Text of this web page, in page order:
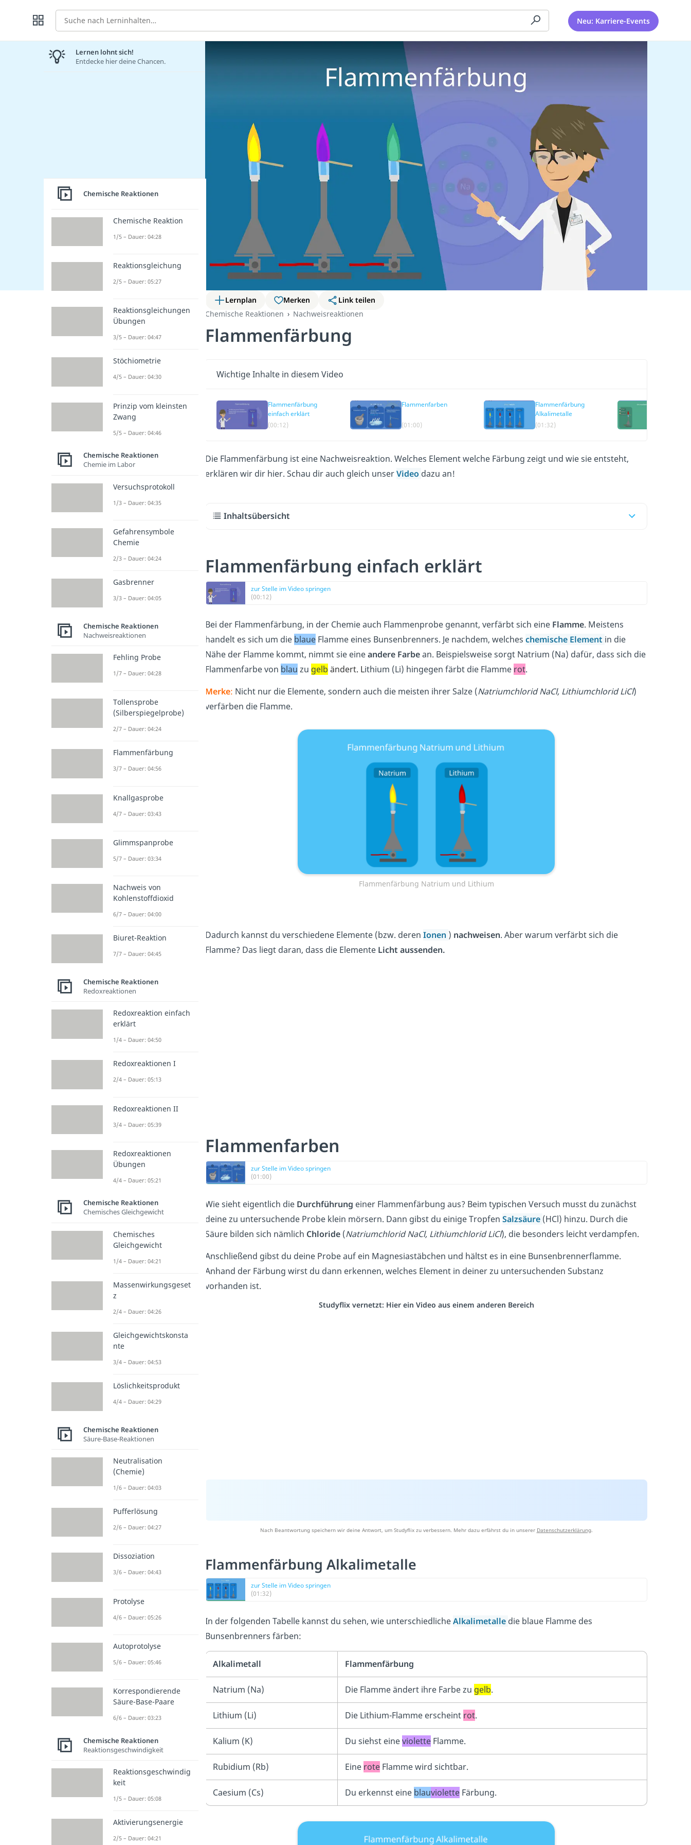
Suche Neu: Karriere-Events
Lernplan Merken
Link teilen
Chemische Reaktionen
Nachweisreaktionen
Flammenfärbung
Wichtige Inhalte in diesem Video
Flammenfärbung
einfach erklärt
(00:12)
Flammenfarben
(01:00)
Flammenfärbung
Alkalimetalle
(01:32)
Die Flammenfärbung ist eine Nachweisreaktion. Welches Element welche Färbung zeigt und wie sie entsteht,
erklären wir dir hier. Schau dir auch gleich unserVideo dazu an!
Inhaltsübersicht
Flammenfärbung einfach erklärt
zur Stelle im Video springen
(00:12)
Bei der Flammenfärbung, in der Chemie auch Flammenprobe genannt, verfärbt sich eine Flamme. Meistens
handelt es sich um die blaue Flamme eines Bunsenbrenners. Je nachdem, welches chemische Element in die
Nähe der Flamme kommt, nimmt sie eineandere Farbean. Beispielsweise sorgt Natrium (Na) dafür, dass sich die
Flammenfarbe von blau zu gelb ändert. Lithium (Li) hingegen färbt die Flamme rot.
Merke: Nicht nur die Elemente, sondern auch die meisten ihrer Salze (Natriumchlorid NaCl, Lithiumchlorid LiCl)
verfärben die Flamme.
Flammenfärbung Natrium und Lithium
Dadurch kannst du verschiedene Elemente (bzw. deren Ionen ) nachweisen. Aber warum verfärbt sich die
Flamme? Das liegt daran, dass die Elemente Licht aussenden.
Flammenfarben
zur Stelle im Video springen
(01:00)
Wie sieht eigentlich die Durchführung einer Flammenfärbung aus? Beim typischen Versuch musst du zunächst
deine zu untersuchende Probe klein mörsern. Dann gibst du einige Tropfen Salzsäure (HCl) hinzu. Durch die
Säure bilden sich nämlich Chloride (Natriumchlorid NaCl, Lithiumchlorid LiCl), die besonders leicht verdampfen.
Anschließend gibst du deine Probe auf ein Magnesiastäbchen und hältst es in eine Bunsenbrennerflamme.
Anhand der Färbung wirst du dann erkennen, welches Element in deiner zu untersuchenden Substanz
vorhanden ist.
Studyflix vernetzt: Hier ein Video aus einem anderen Bereich
Nach Beantwortung speichern wir deine Antwort, um Studyflix zu verbessern. Mehr dazu erfährst du in unserer Datenschutzerklärung.
Flammenfärbung Alkalimetalle
zur Stelle im Video springen
(01:32)
In der folgenden Tabelle kannst du sehen, wie unterschiedlicheAlkalimetalle die blaue Flamme des
Bunsenbrenners färben:
Alkalimetall Flammenfärbung
Natrium (Na) Die Flamme ändert ihre Farbe zu gelb.
Lithium (Li) Die Lithium-Flamme erscheint rot.
Kalium (K) Du siehst eineviolette Flamme.
Rubidium (Rb) Eine rote Flamme wird sichtbar.
Caesium (Cs) Du erkennst eine blauviolette Färbung.
Lernen lohnt sich!
Entdecke hier deine Chancen.
Chemische Reaktionen
Chemische Reaktion
1/5 – Dauer: 04:28
Reaktionsgleichung
2/5 – Dauer: 05:27
Reaktionsgleichungen
Übungen
3/5 – Dauer: 04:47
Stöchiometrie
4/5 – Dauer: 04:30
Prinzip vom kleinsten
Zwang
5/5 – Dauer: 04:46
Chemische Reaktionen
Chemie im Labor
Versuchsprotokoll
1/3 – Dauer: 04:35
Gefahrensymbole
Chemie
2/3 – Dauer: 04:24
Gasbrenner
3/3 – Dauer: 04:05
Chemische Reaktionen
Nachweisreaktionen
Fehling Probe
1/7 – Dauer: 04:28
Tollensprobe
(Silberspiegelprobe)
2/7 – Dauer: 04:24
Flammenfärbung
3/7 – Dauer: 04:56
Knallgasprobe
4/7 – Dauer: 03:43
Glimmspanprobe
5/7 – Dauer: 03:34
Nachweis von
Kohlenstoffdioxid
6/7 – Dauer: 04:00
Biuret-Reaktion
7/7 – Dauer: 04:45
Chemische Reaktionen
Redoxreaktionen
Redoxreaktion einfach
erklärt
1/4 – Dauer: 04:50
Redoxreaktionen I
2/4 – Dauer: 05:13
Redoxreaktionen II
3/4 – Dauer: 05:39
Redoxreaktionen
Übungen
4/4 – Dauer: 05:21
Chemische Reaktionen
Chemisches Gleichgewicht
Chemisches
Gleichgewicht
1/4 – Dauer: 04:21
Massenwirkungsgeset
z
2/4 – Dauer: 04:26
Gleichgewichtskonsta
nte
3/4 – Dauer: 04:53
Löslichkeitsprodukt
4/4 – Dauer: 04:29
Chemische Reaktionen
Säure-Base-Reaktionen
Neutralisation
(Chemie)
1/6 – Dauer: 04:03
Pufferlösung
2/6 – Dauer: 04:27
Dissoziation
3/6 – Dauer: 04:43
Protolyse
4/6 – Dauer: 05:26
Autoprotolyse
5/6 – Dauer: 05:46
Korrespondierende
Säure-Base-Paare
6/6 – Dauer: 03:23
Chemische Reaktionen
Reaktionsgeschwindigkeit
Reaktionsgeschwindig
keit
1/5 – Dauer: 05:08
Aktivierungsenergie
2/5 – Dauer: 04:21